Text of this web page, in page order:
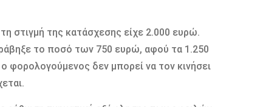
στιγμή της κατάσχεσης είχε 2.000 ευρώ.
το ποσό των 750 ευρώ, αφού τα 1.250
φορολογούμενος δεν μπορεί να τον κινήσει